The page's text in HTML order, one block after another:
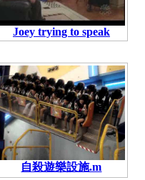
Joey trying to speak
自殺遊樂設施.m